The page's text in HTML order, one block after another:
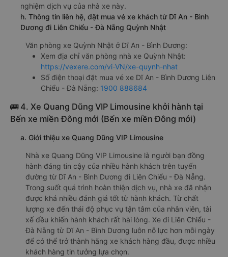
nghiệm dịch vụ của nhà xe này.
h. Thông tin liên hệ, đặt mua vé xe khách từ Dĩ An - Bình
Dương đi Liên Chiểu - Đà Nẵng Quỳnh Nhật
Văn phòng xe Quỳnh Nhật ở Dĩ An - Bình Dương:
Xem địa chỉ văn phòng nhà xe Quỳnh Nhật:
https://vexere.com/vi-VN/xe-quynh-nhat
Số điện thoại đặt mua vé xe Dĩ An - Bình Dương Liên
Chiểu - Đà Nẵng: 1900 888684
🚌 4. Xe Quang Dũng VIP Limousine khởi hành tại
Bến xe miền Đông mới (Bến xe miền Đông mới)
a. Giới thiệu xe Quang Dũng VIP Limousine
Nhà xe Quang Dũng VIP Limousine là người bạn đồng
hành đáng tin cậy của nhiều hành khách trên tuyến
đường từ Dĩ An - Bình Dương đi Liên Chiểu - Đà Nẵng.
Trong suốt quá trình hoàn thiện dịch vụ, nhà xe đã nhận
được khá nhiều đánh giá tốt từ hành khách. Từ chất
lượng xe đến thái độ phục vụ tận tâm của nhân viên, tài
xế đều khiến hành khách rất hài lòng. Xe đi Liên Chiểu -
Đà Nẵng từ Dĩ An - Bình Dương luôn nỗ lực hơn mỗi ngày
để có thể trở thành hãng xe khách hàng đầu, được nhiều
khách hàng tin tưởng lựa chọn.